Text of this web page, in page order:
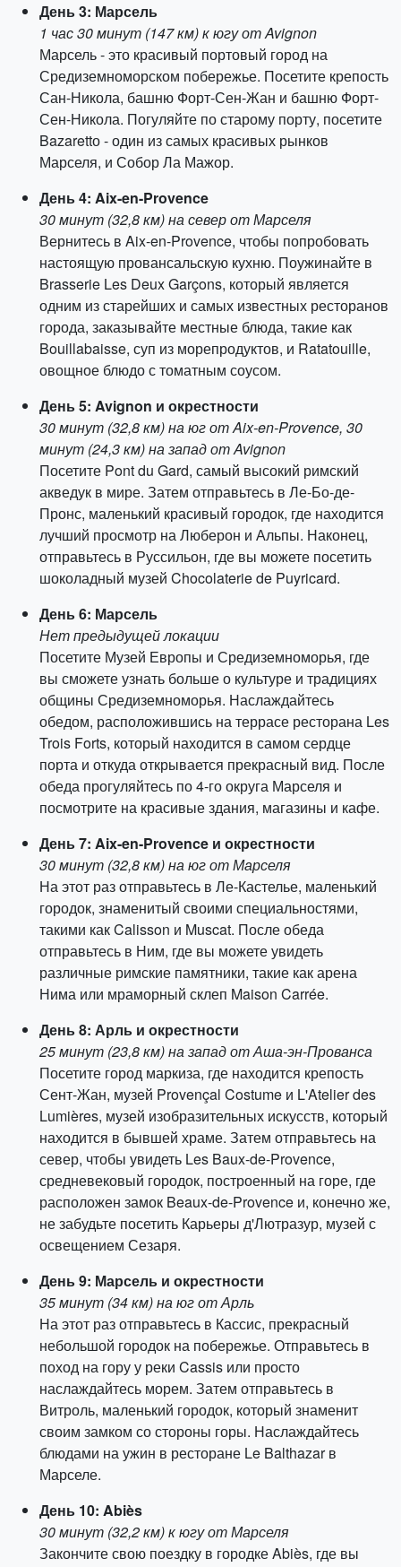
День 3: Марсель
1 час 30 минут (147 км) к югу от Avignon
Марсель - это красивый портовый город на
Средиземноморском побережье. Посетите крепость
Сан-Никола, башню Форт-Сен-Жан и башню Форт-
Сен-Никола. Погуляйте по старому порту, посетите
Bazarettо - один из самых красивых рынков
Марселя, и Собор Ла Мажор.
День 4: Aix-en-Provence
30 минут (32,8 км) на север от Марселя
Вернитесь в Aix-en-Provence, чтобы попробовать
настоящую провансальскую кухню. Поужинайте в
Brasserie Les Deux Garçons, который является
одним из старейших и самых известных ресторанов
города, заказывайте местные блюда, такие как
Bouillabaisse, суп из морепродуктов, и Ratatouille,
овощное блюдо с томатным соусом.
День 5: Avignon и окрестности
30 минут (32,8 км) на юг от Aix-en-Provence, 30
минут (24,3 км) на запад от Avignon
Посетите Pont du Gard, самый высокий римский
акведук в мире. Затем отправьтесь в Ле-Бо-де-
Пронс, маленький красивый городок, где находится
лучший просмотр на Люберон и Альпы. Наконец,
отправьтесь в Руссильон, где вы можете посетить
шоколадный музей Chocolaterie de Puyricard.
День 6: Марсель
Нет предыдущей локации
Посетите Музей Европы и Средиземноморья, где
вы сможете узнать больше о культуре и традициях
общины Средиземноморья. Наслаждайтесь
обедом, расположившись на террасе ресторана Les
Trois Forts, который находится в самом сердце
порта и откуда открывается прекрасный вид. После
обеда прогуляйтесь по 4-го округа Марселя и
посмотрите на красивые здания, магазины и кафе.
День 7: Aix-en-Provence и окрестности
30 минут (32,8 км) на юг от Марселя
На этот раз отправьтесь в Ле-Кастелье, маленький
городок, знаменитый своими специальностями,
такими как Calisson и Muscat. После обеда
отправьтесь в Ним, где вы можете увидеть
различные римские памятники, такие как арена
Нима или мраморный склеп Maison Carrée.
День 8: Арль и окрестности
25 минут (23,8 км) на запад от Аша-эн-Прованса
Посетите город маркиза, где находится крепость
Сент-Жан, музей Provençal Costume и L'Atelier des
Lumières, музей изобразительных искусств, который
находится в бывшей храме. Затем отправьтесь на
север, чтобы увидеть Les Baux-de-Provence,
средневековый городок, построенный на горе, где
расположен замок Beaux-de-Provence и, конечно же,
не забудьте посетить Карьеры д'Лютразур, музей с
освещением Сезаря.
День 9: Марсель и окрестности
35 минут (34 км) на юг от Арль
На этот раз отправьтесь в Кассис, прекрасный
небольшой городок на побережье. Отправьтесь в
поход на гору у реки Cassis или просто
наслаждайтесь морем. Затем отправьтесь в
Витроль, маленький городок, который знаменит
своим замком со стороны горы. Наслаждайтесь
блюдами на ужин в ресторане Le Balthazar в
Марселе.
День 10: Abiès
30 минут (32,2 км) к югу от Марселя
Закончите свою поездку в городке Abiès, где вы